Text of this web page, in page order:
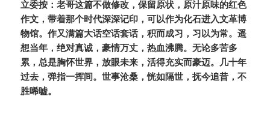
立委按：老哥这篇不做修改，保留原状，原汁原味的红色
作文，带着那个时代深深记印，可以作为化石进入文革博
物馆。作又满篇大话空话套话，积而成习，习以为常。遥
想当年，绝对真诚，豪情万丈，热血沸腾。无论多苦多
累，总是胸怀世界，放眼未来，活得充实而豪迈。几十年
过去，弹指一挥间。世事沧桑，恍如隔世，抚今追昔，不
胜唏嘘。